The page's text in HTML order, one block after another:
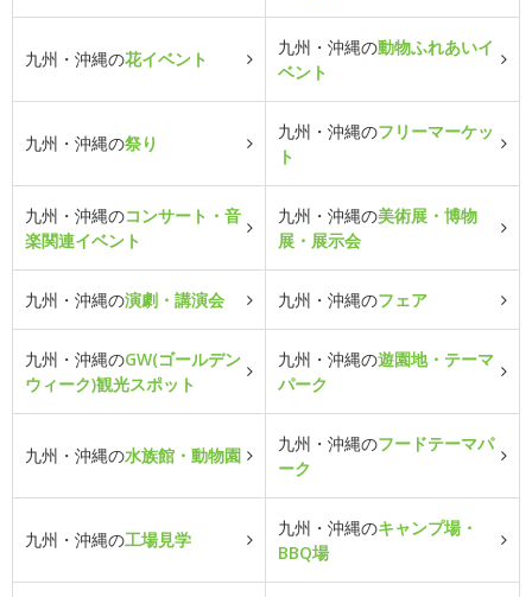
九州・沖縄の花イベント
九州・沖縄の動物ふれあいイ
ベント
九州・沖縄の祭り
九州・沖縄のフリーマーケッ
ト
九州・沖縄のコンサート・音
楽関連イベント
九州・沖縄の美術展・博物
展・展示会
九州・沖縄の演劇・講演会 九州・沖縄のフェア
九州・沖縄のGW(ゴールデン
ウィーク)観光スポット
九州・沖縄の遊園地・テーマ
パーク
九州・沖縄の水族館・動物園
九州・沖縄のフードテーマパ
ーク
九州・沖縄の工場見学
九州・沖縄のキャンプ場・
BBQ場